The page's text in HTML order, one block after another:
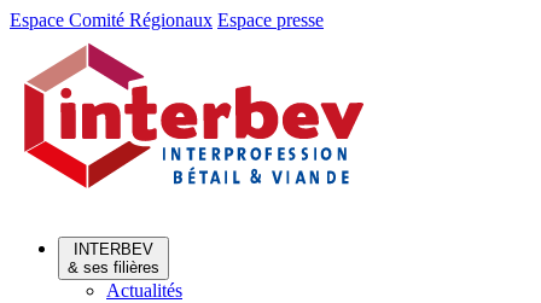
Aller
Aller
contenu
Espace Comité Régionaux Espace presse
INTERBEV
& ses filières
Actualités